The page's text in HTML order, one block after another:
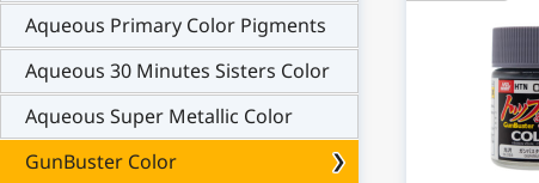
Aqueous Primary Color Pigments
Aqueous 30 Minutes Sisters Color
Aqueous Super Metallic Color
GunBuster Color